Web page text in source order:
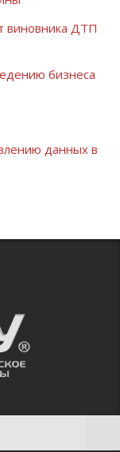
виновника ДТП
бизнеса
данных в